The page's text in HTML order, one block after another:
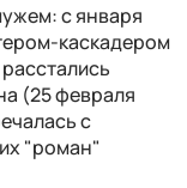
с января
каскадером
(25 февраля
с
"роман"